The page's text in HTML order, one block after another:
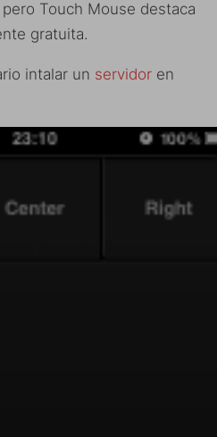
Touch Mouse destaca
gratuita.
intalar un servidor en